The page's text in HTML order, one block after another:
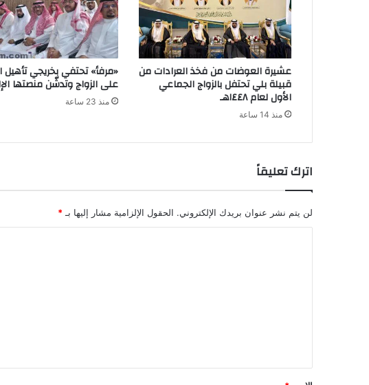
عشيرة العوضات من فخذ العرادات من
قبيلة بلي تحتفل بالزواج الجماعي
الأول لعام ١٤٤٨هـ
منذ 14 ساعة
«مرفأ» تحتفي بخريجي تأهيل
على الزواج وتدشّن منصتها
منذ 23 ساعة
اترك تعليقاً
لن يتم نشر عنوان بريدك الإلكتروني. الحقول الإلزامية مشار إليها بـ*
*